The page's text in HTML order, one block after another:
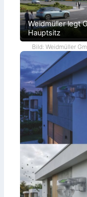
Weidmüller legt
Hauptsitz
Bild: Weidmüller